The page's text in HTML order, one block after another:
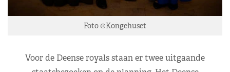
Foto ©Kongehuset
Voor de Deense royals staan er twee uitgaande